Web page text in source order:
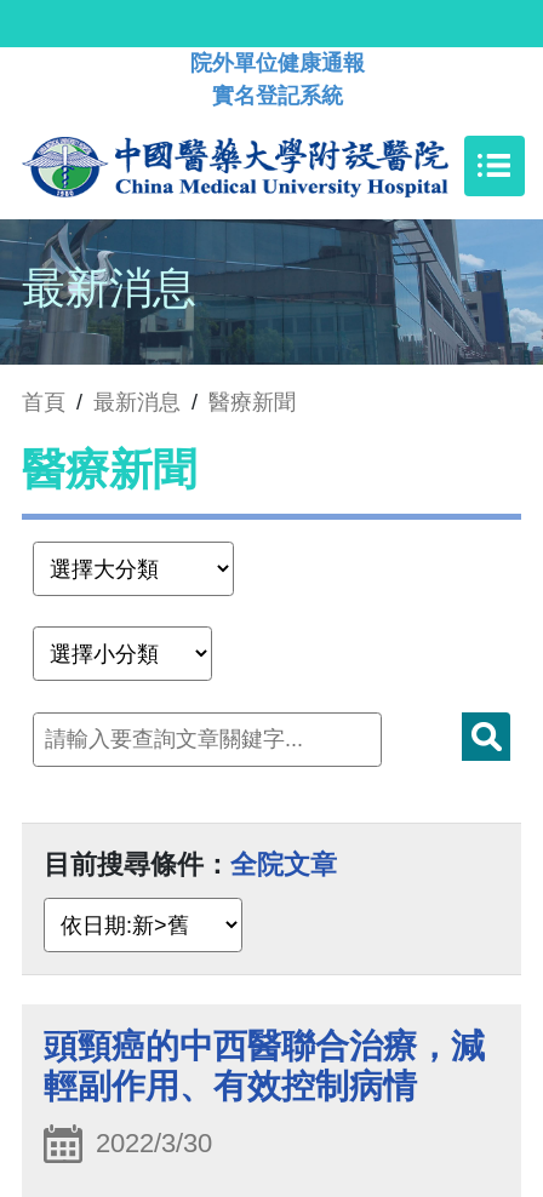
院外單位健康通報
實名登記系統
最新消息
首頁 / 最新消息 / 醫療新聞
醫療新聞
目前搜尋條件： 全院文章
頭頸癌的中西醫聯合治療，減
輕副作用、有效控制病情
2022/3/30